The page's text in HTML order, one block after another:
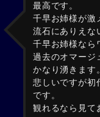
最高です。
千早お姉様が激
流石にありえな
千早お姉様なら
過去のオマージ
かなり湧きます。
悲しいですが初
です。
観れるなら見て